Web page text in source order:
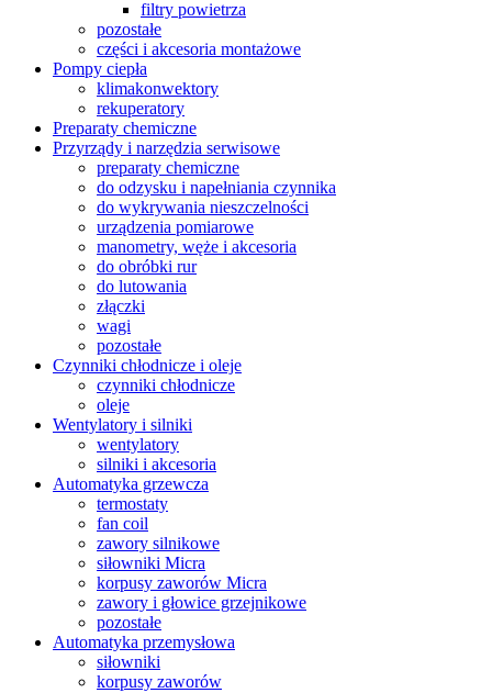
filtry powietrza
pozostałe
części i akcesoria montażowe
Pompy ciepła
klimakonwektory
rekuperatory
Preparaty chemiczne
Przyrządy i narzędzia serwisowe
preparaty chemiczne
do odzysku i napełniania czynnika
do wykrywania nieszczelności
urządzenia pomiarowe
manometry, węże i akcesoria
do obróbki rur
do lutowania
złączki
wagi
pozostałe
Czynniki chłodnicze i oleje
czynniki chłodnicze
oleje
Wentylatory i silniki
wentylatory
silniki i akcesoria
Automatyka grzewcza
termostaty
fan coil
zawory silnikowe
siłowniki Micra
korpusy zaworów Micra
zawory i głowice grzejnikowe
pozostałe
Automatyka przemysłowa
siłowniki
korpusy zaworów